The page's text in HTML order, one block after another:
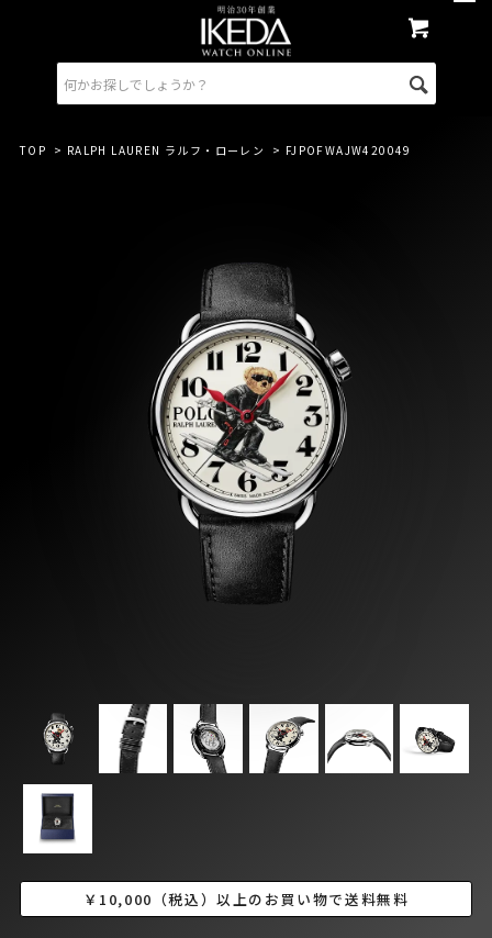
TOP > RALPH LAUREN ラルフ・ローレン > FJPOFWAJW420049
￥10,000（税込）以上のお買い物で送料無料